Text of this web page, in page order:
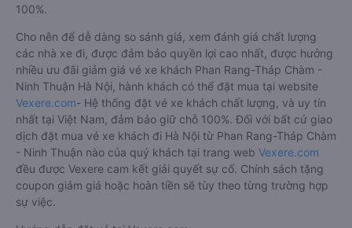
100%.
Cho nên để dễ dàng so sánh giá, xem đánh giá chất lượng
các nhà xe đi, được đảm bảo quyền lợi cao nhất, được hưởng
nhiều ưu đãi giảm giá vé xe khách Phan Rang-Tháp Chàm -
Ninh Thuận Hà Nội, hành khách có thể đặt mua tại website
Vexere.com- Hệ thống đặt vé xe khách chất lượng, và uy tín
nhất tại Việt Nam, đảm bảo giữ chỗ 100%. Đối với bất cứ giao
dịch đặt mua vé xe khách đi Hà Nội từ Phan Rang-Tháp Chàm
- Ninh Thuận nào của quý khách tại trang web Vexere.com
đều được Vexere cam kết giải quyết sự cố. Chính sách tặng
coupon giảm giá hoặc hoàn tiền sẽ tùy theo từng trường hợp
sự việc.